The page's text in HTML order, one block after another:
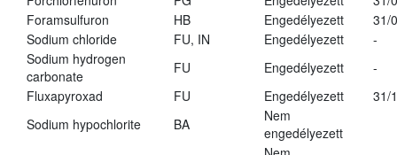
Foramsulfuron
HB Engedélyezett
31/
Sodium chloride
FU, IN Engedélyezett
-
Sodium hydrogen
carbonate
FU Engedélyezett
-
Fluxapyroxad
FU Engedélyezett
31/
Sodium hypochlorite
BA
Nem
engedélyezett